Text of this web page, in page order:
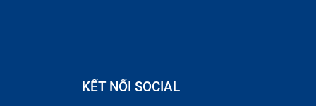
KẾT NỐI SOCIAL